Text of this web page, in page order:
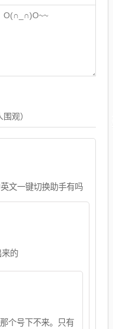
围观）
文一键切换助手有吗
来的
个号下不来。只有